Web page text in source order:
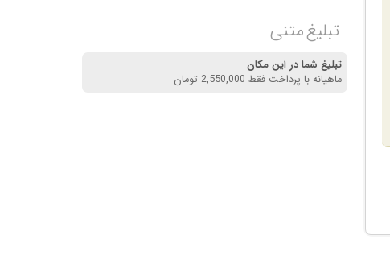
تبلیغ متنی
تبلیغ شما در این مکان
ماهیانه با پرداخت فقط 2,550,000 تومان